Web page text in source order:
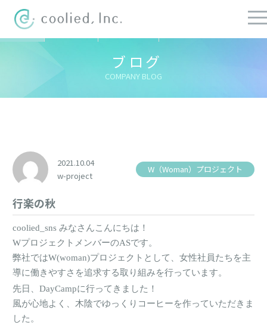
ブログ
COMPANY BLOG
ての記事
2021.10.04
w-project
W（Woman）プロジェクト
行楽の秋
coolied_sns みなさんこんにちは！
WプロジェクトメンバーのASです。
弊社ではW(woman)プロジェクトとして、女性社員たちを主
導に働きやすさを追求する取り組みを行っています。
先日、DayCampに行ってきました！
風が心地よく、木陰でゆっくりコーヒーを作っていただきま
した。